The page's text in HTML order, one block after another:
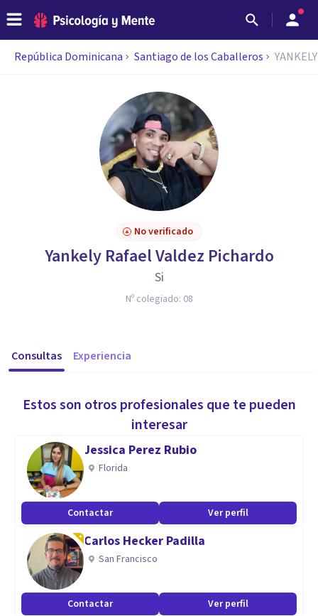
República Dominicana Santiago de los Caballeros
No verificado
Yankely Rafael Valdez Pichardo
Si
Nº colegiado: 08
Consultas Experiencia
Estos son otros profesionales que te pueden
interesar
Jessica Perez Rubio
Florida
Contactar Ver perfil
Carlos Hecker Padilla
San Francisco
Contactar Ver perfil